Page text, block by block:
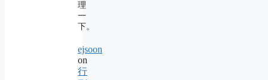
理
一
下。
ejsoon
on
行